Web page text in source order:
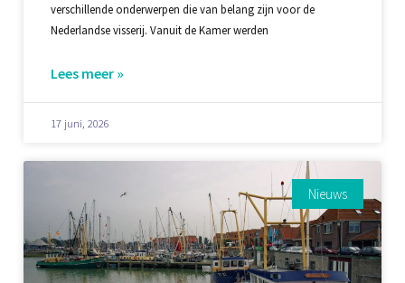
verschillende onderwerpen die van belang zijn voor de
Nederlandse visserij. Vanuit de Kamer werden
Lees meer »
17 juni, 2026
Nieuws